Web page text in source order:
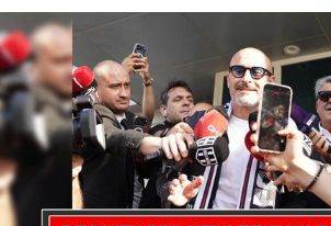
GÜNDEM
HABERDE İNSAN
KÜLTÜR-SANAT
MAGAZİN